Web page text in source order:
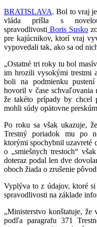
BRATISLAVA. Bol to vraj
vláda prišla s
spravodlivosti Boris Susko
pre kajúcnikov, ktorí vraj
vypovedali tak, ako sa od
„Ostatné tri roky tu bol
im hrozili vysokými trestmi
boli na podmienku
hovoril v čase
že takéto prípady by chcel
mohli súdy opätovne
Po roku sa však ukazuje,
Trestný poriadok mu po
ktorými spochybnil uzavreté
o „smiešnych trestoch“
doteraz podal len dve
oboch žiada o zrušenie
Vyplýva to z údajov, ktoré
spravodlivosti na základe
„Ministerstvo konštatuje,
podľa paragrafu 371